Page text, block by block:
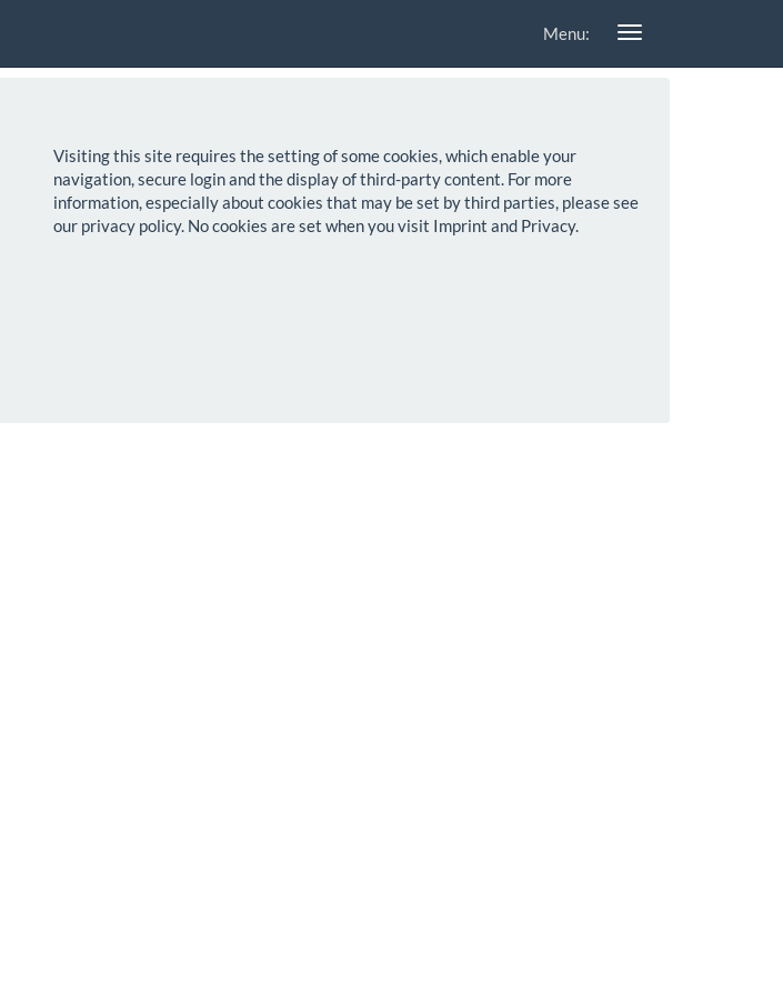
Menu:
Visiting this site requires the setting of some cookies, which enable your
navigation, secure login and the display of third-party content. For more
information, especially about cookies that may be set by third parties, please see
our privacy policy. No cookies are set when you visit Imprint and Privacy.